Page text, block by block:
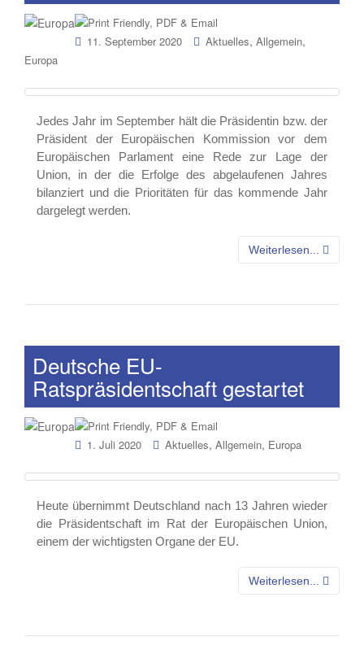
11. September 2020 Aktuelles, Allgemein,
Europa
Jedes Jahr im September hält die Präsidentin bzw. der
Präsident der Europäischen Kommission vor dem
Europäischen Parlament eine Rede zur Lage der
Union, in der die Erfolge des abgelaufenen Jahres
bilanziert und die Prioritäten für das kommende Jahr
dargelegt werden.
Weiterlesen...
Deutsche EU-
Ratspräsidentschaft gestartet
1. Juli 2020 Aktuelles, Allgemein, Europa
Heute übernimmt Deutschland nach 13 Jahren wieder
die Präsidentschaft im Rat der Europäischen Union,
einem der wichtigsten Organe der EU.
Weiterlesen...